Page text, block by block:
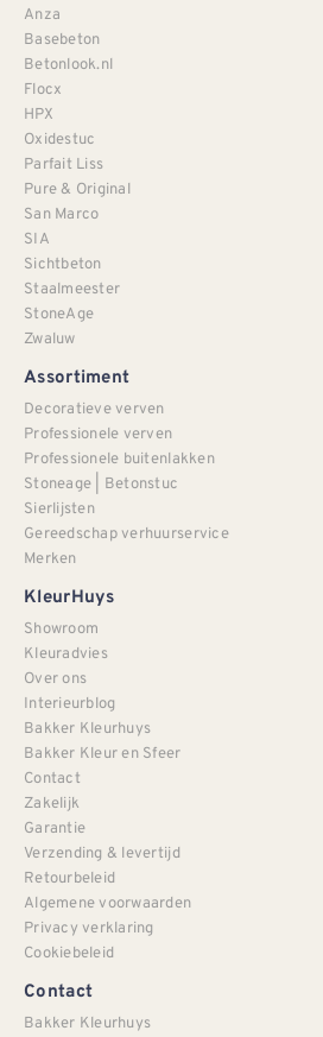
Anza
Basebeton
Betonlook.nl
Flocx
HPX
Oxidestuc
Parfait Liss
Pure & Original
San Marco
SIA
Sichtbeton
Staalmeester
StoneAge
Zwaluw
Assortiment
Decoratieve verven
Professionele verven
Professionele buitenlakken
Stoneage | Betonstuc
Sierlijsten
Gereedschap verhuurservice
Merken
KleurHuys
Showroom
Kleuradvies
Over ons
Interieurblog
Bakker Kleurhuys
Bakker Kleur en Sfeer
Contact
Zakelijk
Garantie
Verzending & levertijd
Retourbeleid
Algemene voorwaarden
Privacy verklaring
Cookiebeleid
Contact
Bakker Kleurhuys